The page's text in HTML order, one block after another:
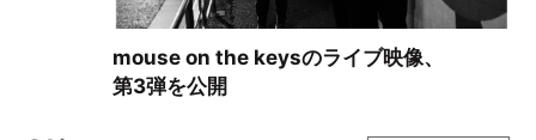
mouse on the keysのライブ映像、
第3弾を公開